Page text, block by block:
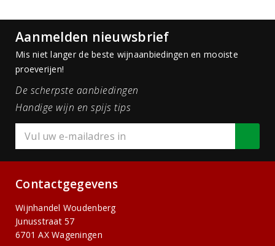
Aanmelden nieuwsbrief
Mis niet langer de beste wijnaanbiedingen en mooiste
proeverijen!
De scherpste aanbiedingen
Handige wijn en spijs tips
Contactgegevens
Wijnhandel Woudenberg
Junusstraat 57
6701 AX Wageningen